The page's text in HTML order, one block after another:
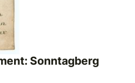
Sonntagberg